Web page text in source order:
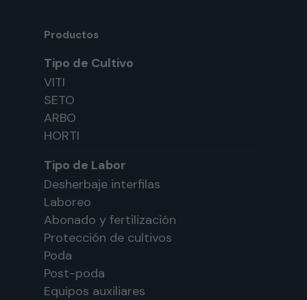
Productos
Tipo de Cultivo
VITI
SETO
ARBO
HORTI
Tipo de Labor
Desherbaje interfilas
Laboreo
Abonado y fertilización
Protección de cultivos
Poda
Post-poda
Equipos auxiliares